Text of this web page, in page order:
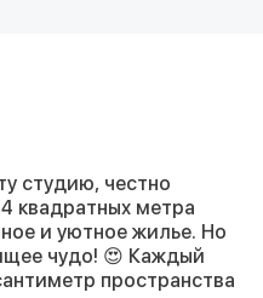
студию, честно
квадратных метра
и уютное жилье. Но
чудо! 😍 Каждый
пространства